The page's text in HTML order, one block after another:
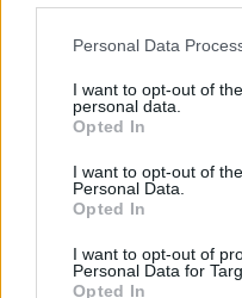
Please note that this
not limited to your visit or
grant or deny consent to
use your data for below
consent section.
Personal Data
I want to opt-out of
personal data.
Opted In
I want to opt-out of
Personal Data.
Opted In
I want to opt-out of
Personal Data for
Opted In